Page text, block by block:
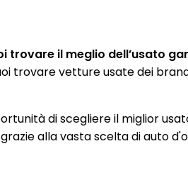
trovare il meglio dell’usato
trovare vetture usate dei
di scegliere il miglior
alla vasta scelta di auto